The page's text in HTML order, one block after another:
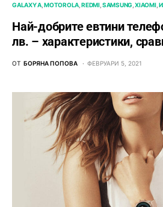
GALAXY A MOTOROLA REDMI SAMSUNG XIAOMI
Най-добрите евтини
лв. – характeристики,
ОТ БОРЯНА ПОПОВА ФЕВРУАРИ 5, 2021